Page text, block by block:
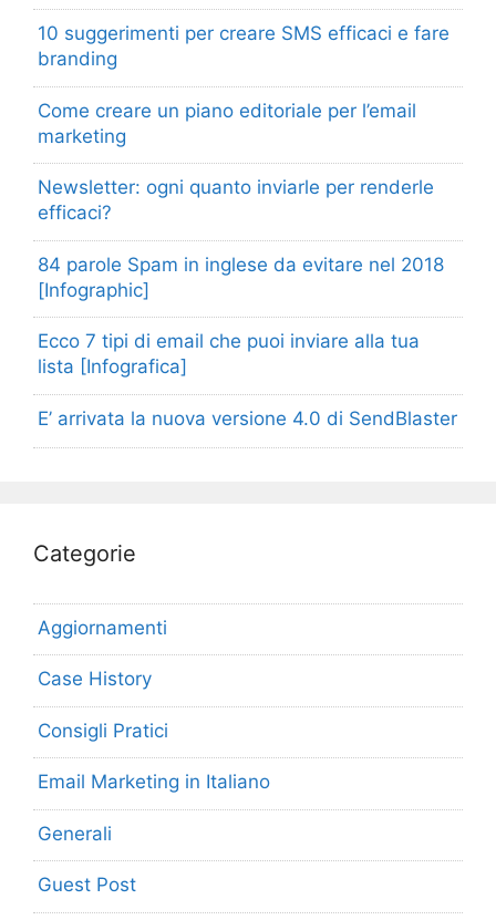
10 suggerimenti per creare SMS efficaci e fare
branding
Come creare un piano editoriale per l’email
marketing
Newsletter: ogni quanto inviarle per renderle
efficaci?
84 parole Spam in inglese da evitare nel 2018
[Infographic]
Ecco 7 tipi di email che puoi inviare alla tua
lista [Infografica]
E’ arrivata la nuova versione 4.0 di SendBlaster
Categorie
Aggiornamenti
Case History
Consigli Pratici
Email Marketing in Italiano
Generali
Guest Post